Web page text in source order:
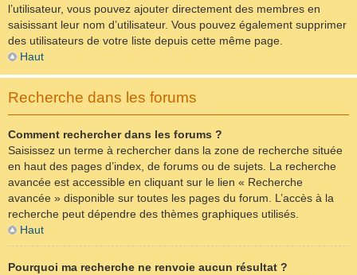
l’utilisateur, vous pouvez ajouter directement des membres en
saisissant leur nom d’utilisateur. Vous pouvez également supprimer
des utilisateurs de votre liste depuis cette même page.
Haut
Recherche dans les forums
Comment rechercher dans les forums ?
Saisissez un terme à rechercher dans la zone de recherche située
en haut des pages d’index, de forums ou de sujets. La recherche
avancée est accessible en cliquant sur le lien « Recherche
avancée » disponible sur toutes les pages du forum. L’accès à la
recherche peut dépendre des thèmes graphiques utilisés.
Haut
Pourquoi ma recherche ne renvoie aucun résultat ?